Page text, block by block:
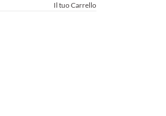
Il tuo Carrello